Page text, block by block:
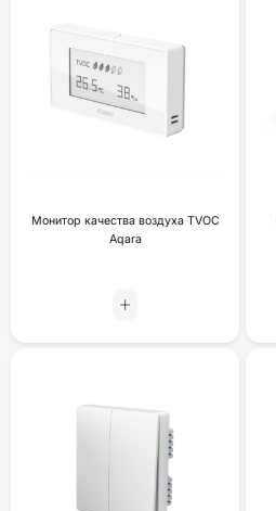
Монитор качества воздуха TVOC
Aqara